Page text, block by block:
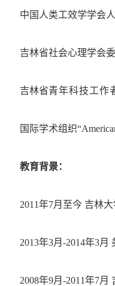
中国人类工效学学会
吉林省社会心理学会
吉林省青年科技工作
国际学术组织
教育背景：
2011年7月至今 吉林
2013年3月-2014年3月
2008年9月-2011年7月